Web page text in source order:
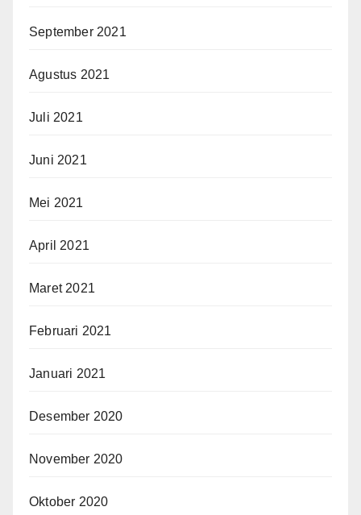
September 2021
Agustus 2021
Juli 2021
Juni 2021
Mei 2021
April 2021
Maret 2021
Februari 2021
Januari 2021
Desember 2020
November 2020
Oktober 2020